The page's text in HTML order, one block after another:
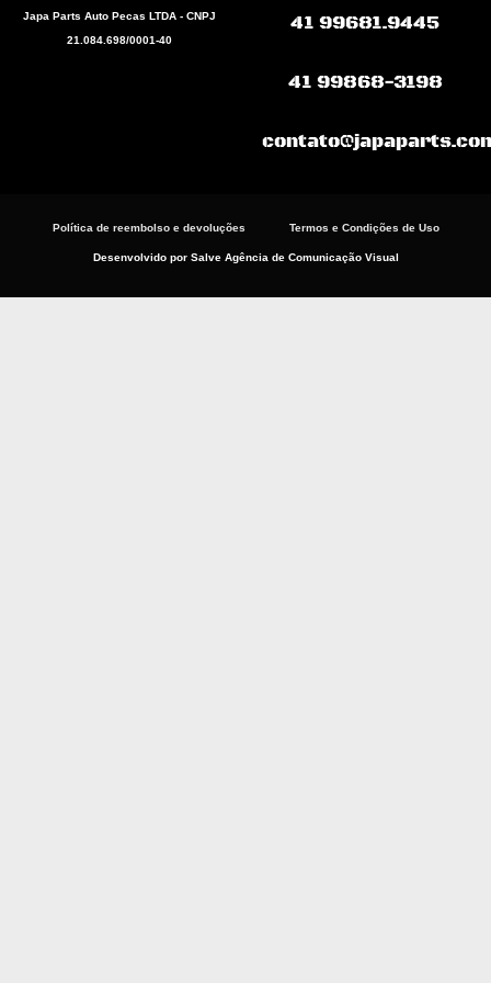
b
s
a
a
Japa Parts Auto Pecas LTDA - CNPJ
21.084.698/0001-40
41 99681.9445
41 99868-3198
Política de reembolso e devoluções Termos e Condições de Uso
Desenvolvido por Salve Agência de Comunicação Visual